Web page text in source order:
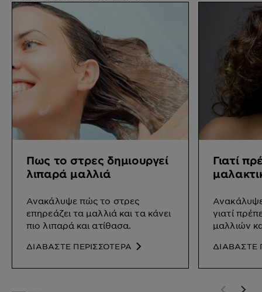
Πως το στρες δημιουργεί
λιπαρά μαλλιά
Ανακάλυψε πώς το στρες
επηρεάζει τα μαλλιά και τα κάνει
πιο λιπαρά και ατίθασα.
ΔΙΑΒΑΣΤΕ ΠΕΡΙΣΣΟΤΕΡΑ
Γιατί
γιατί
μαλλιών
ΔΙΑΒΑΣΤΕ